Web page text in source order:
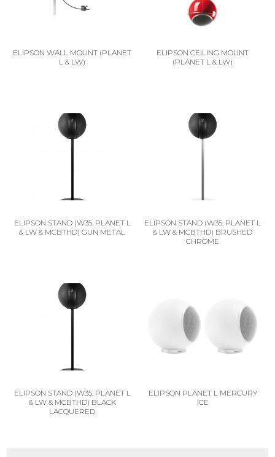
ELIPSON WALL MOUNT (PLANET
L & LW)
ELIPSON CEILING MOUNT
(PLANET L & LW)
ELIPSON STAND (W35, PLANET L
& LW & MCBTHD) GUN METAL
ELIPSON STAND (W35, PLANET L
& LW & MCBTHD) BRUSHED
CHROME
ELIPSON STAND (W35, PLANET L
& LW & MCBTHD) BLACK
LACQUERED
ELIPSON PLANET L MERCURY
ICE